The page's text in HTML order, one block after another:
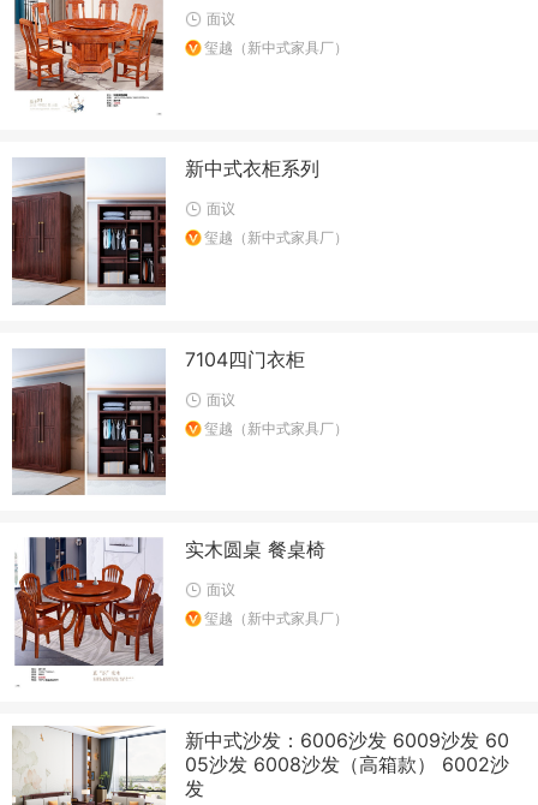
面议
玺越（新中式家具厂）
新中式衣柜系列
面议
玺越（新中式家具厂）
7104四门衣柜
面议
玺越（新中式家具厂）
实木圆桌 餐桌椅
面议
玺越（新中式家具厂）
新中式沙发：6006沙发 6009沙发 60
05沙发 6008沙发（高箱款） 6002沙
发